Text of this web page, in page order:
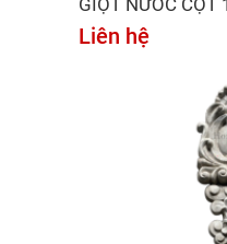
GIỌT NƯỚC CỘT
Liên hệ